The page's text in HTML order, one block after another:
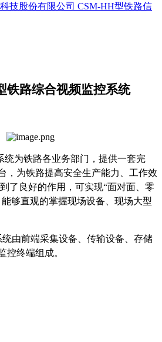
技股份有限公司 CSM-HH型铁路信
铁路综合视频监控系统
统为铁路各业务部门，提供一套完
，为铁路提高安全生产能力、工作效
了良好的作用，可实现“面对面、零
够直观的掌握现场设备、现场大型
由前端采集设备、传输设备、存储
控终端组成。